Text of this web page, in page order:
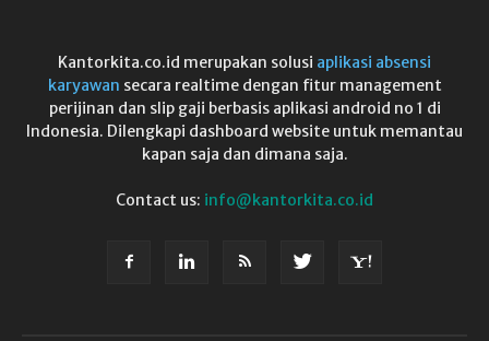
Kantorkita.co.id merupakan solusi aplikasi absensi
karyawan secara realtime dengan fitur management
perijinan dan slip gaji berbasis aplikasi android no 1 di
Indonesia. Dilengkapi dashboard website untuk memantau
kapan saja dan dimana saja.
Contact us: info@kantorkita.co.id